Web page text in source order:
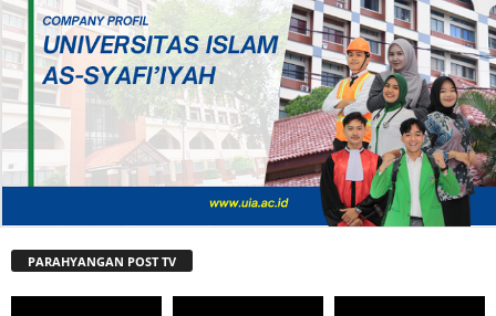
PARAHYANGAN POST TV